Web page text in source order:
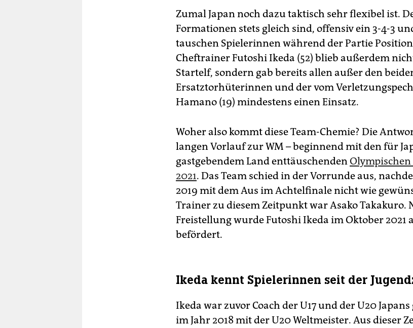
Zumal Japan noch dazu taktisch sehr flexibel ist.
Formationen stets gleich sind, offensiv ein 3-4-3
tauschen Spielerinnen während der Partie
Cheftrainer Futoshi Ikeda (52) blieb außerdem
Startelf, sondern gab bereits allen außer den
Ersatztorhüterinnen und der vom
Hamano (19) mindestens einen Einsatz.
Woher also kommt diese Team-Chemie? Die
langen Vorlauf zur WM – beginnend mit den für
gastgebendem Land enttäuschendenOlympischen
2021. Das Team schied in der Vorrunde aus,
2019 mit dem Aus im Achtelfinale nicht wie
Trainer zu diesem Zeitpunkt war Asako Takakuro.
Freistellung wurde Futoshi Ikeda im Oktober 2021
befördert.
Ikeda kennt Spielerinnen seit der
Ikeda war zuvor Coach der U17 und der U20
im Jahr 2018 mit der U20 Weltmeister. Aus dieser